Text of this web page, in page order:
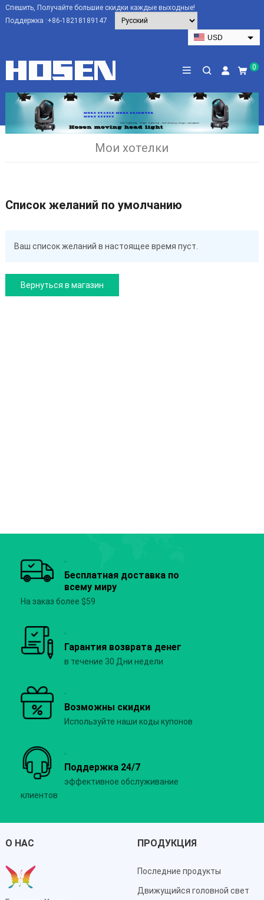
Спешить, Получайте большие скидки каждые выходные!
Поддержка :+86-18218189147
USD
HKD
SGD
JPY
CAD
0
Мои хотелки
Список желаний по умолчанию
Ваш список желаний в настоящее время пуст.
Вернуться в магазин
Бесплатная доставка по
всему миру
На заказ более $59
Гарантия возврата денег
в течение 30 Дни недели
Возможны скидки
Используйте наши коды купонов
Поддержка 24/7
эффективное обслуживание
клиентов
О НАС ПРОДУКЦИЯ
Последние продукты
Движущийся головной свет